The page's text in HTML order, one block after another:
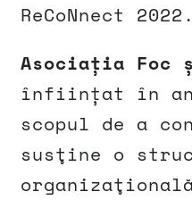
ReCoNnect 2022.
Asociația Foc
înființat în
scopul de a
susţine o